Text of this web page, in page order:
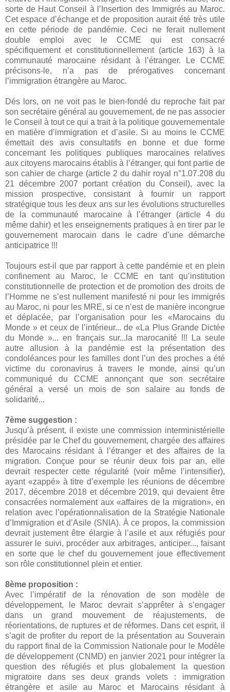
sorte de Haut Conseil à l’Insertion des Immigrés au Maroc.
Cet espace d’échange et de proposition aurait été très utile
en cette période de pandémie. Ceci ne ferait nullement
double emploi avec le CCME qui est consacré
spécifiquement et constitutionnellement (article 163) à la
communauté marocaine résidant à l’étranger. Le CCME
précisons-le, n’a pas de prérogatives concernant
l’immigration étrangère au Maroc.
Dés lors, on ne voit pas le bien-fondé du reproche fait par
son secrétaire général au gouvernement, de ne pas associer
le Conseil à tout ce qui a trait à la politique gouvernementale
en matière d’immigration et d’asile. Si au moins le CCME
émettait des avis consultatifs en bonne et due forme
concernant les politiques publiques marocaines relatives
aux citoyens marocains établis à l’étranger, qui font partie de
son cahier de charge (article 2 du dahir royal n°1.07.208 du
21 décembre 2007 portant création du Conseil), avec la
mission prospective, consistant à fournir un rapport
stratégique tous les deux ans sur les évolutions structurelles
de la communauté marocaine à l’étranger (article 4 du
même dahir) et les enseignements pratiques à en tirer par le
gouvernement marocain dans le cadre d’une démarche
anticipatrice !!!
Toujours est-il que par rapport à cette pandémie et en plein
confinement au Maroc, le CCME en tant qu’institution
constitutionnelle de protection et de promotion des droits de
l’Homme ne s’est nullement manifesté ni pour les immigrés
au Maroc, ni pour les MRE, si ce n’est de manière incongrue
et déplacée, par l’organisation pour les «Marocains du
Monde » et ceux de l’intérieur... de «La Plus Grande Dictée
du Monde »... en français sur...la marocanité !!! La seule
autre allusion à la pandémie est la présentation des
condoléances pour les familles dont l’un des proches a été
victime du coronavirus à travers le monde, ainsi qu’un
communiqué du CCME annonçant que son secrétaire
général a versé un mois de son salaire au fonds de
solidarité...
7ème suggestion :
Jusqu’à présent, il existe une commission interministérielle
présidée par le Chef du gouvernement, chargée des affaires
des Marocains résidant à l’étranger et des affaires de la
migration. Conçue pour se réunir deux fois par an, elle
devrait respecter cette régularité (voir même l’intensifier),
ayant «zappé» à titre d’exemple les réunions de décembre
2017, décembre 2018 et décembre 2019, qui devaient être
consacrées normalement aux «affaires de la migration», en
relation avec l’opérationnalisation de la Stratégie Nationale
d’Immigration et d’Asile (SNIA). À ce propos, la commission
devrait justement être élargie à l’asile et aux réfugiés pour
assurer le suivi, procéder aux arbitrages, anticiper..., faisant
en sorte que le chef du gouvernement joue effectivement
son rôle constitutionnel plein et entier.
8ème proposition :
Avec l’impératif de la rénovation de son modèle de
développement, le Maroc devrait s’apprêter à s’engager
dans un grand mouvement de réajustements, de
réorientations, de ruptures et de réformes. Dans cet esprit, il
s’agit de profiter du report de la présentation au Souverain
du rapport final de la Commission Nationale pour le Modèle
de développement (CNMD) en janvier 2021 pour intégrer la
question des réfugiés et plus globalement la question
migratoire dans ses deux grands volets : immigration
étrangère et asile au Maroc et Marocains résidant à